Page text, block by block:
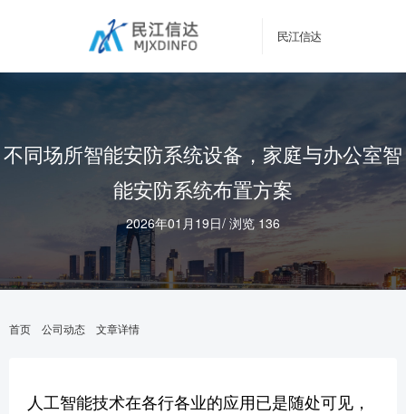
民江信达
不同场所智能安防系统设备，家庭与办公室智
能安防系统布置方案
2026年01月19日/ 浏览 136
首页 公司动态 文章详情
人工智能技术在各行各业的应用已是随处可见，